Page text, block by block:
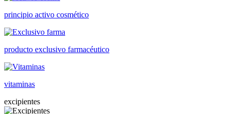
principio activo cosmético
producto exclusivo farmacéutico
vitaminas
excipientes